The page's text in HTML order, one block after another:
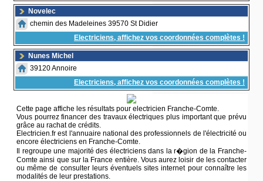
Novelec
chemin des Madeleines 39570 St Didier
Electriciens, affichez vos coordonnées complètes !
Nunes Michel
39120 Annoire
Electriciens, affichez vos coordonnées complètes !
Cette page affiche les résultats pour electricien Franche-Comte.
Vous pourrez financer des travaux électriques plus important que prévu
grâce au rachat de crédits.
Electricien.fr est l'annuaire national des professionnels de l'électricité ou
encore électriciens en Franche-Comte.
Il regroupe une majorité des électriciens dans la r�gion de la Franche-
Comte ainsi que sur la France entière. Vous aurez loisir de les contacter
ou même de consulter leurs éventuels sites internet pour connaître les
modalités de leur prestations.